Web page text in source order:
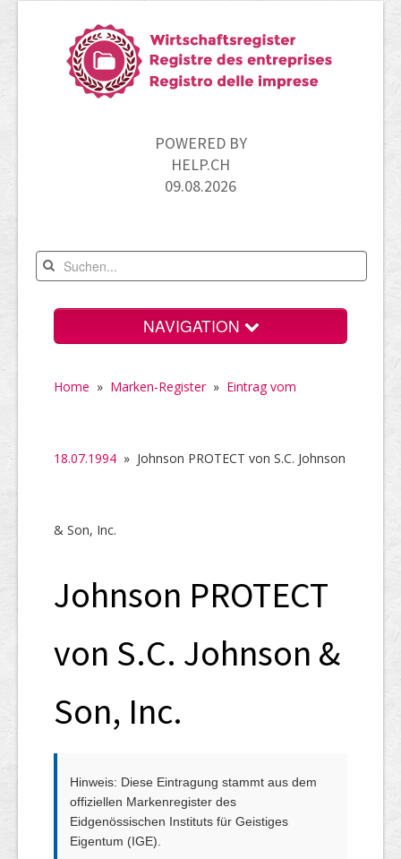
POWERED BY
HELP.CH
09.08.2026
NAVIGATION
Links
Home » Marken-Register» Eintrag vom
18.07.1994 » Johnson PROTECT von S.C. Johnson
& Son, Inc.
Johnson PROTECT
von S.C. Johnson &
Son, Inc.
Hinweis: Diese Eintragung stammt aus dem
offiziellen Markenregister des
Eidgenössischen Instituts für Geistiges
Eigentum (IGE).